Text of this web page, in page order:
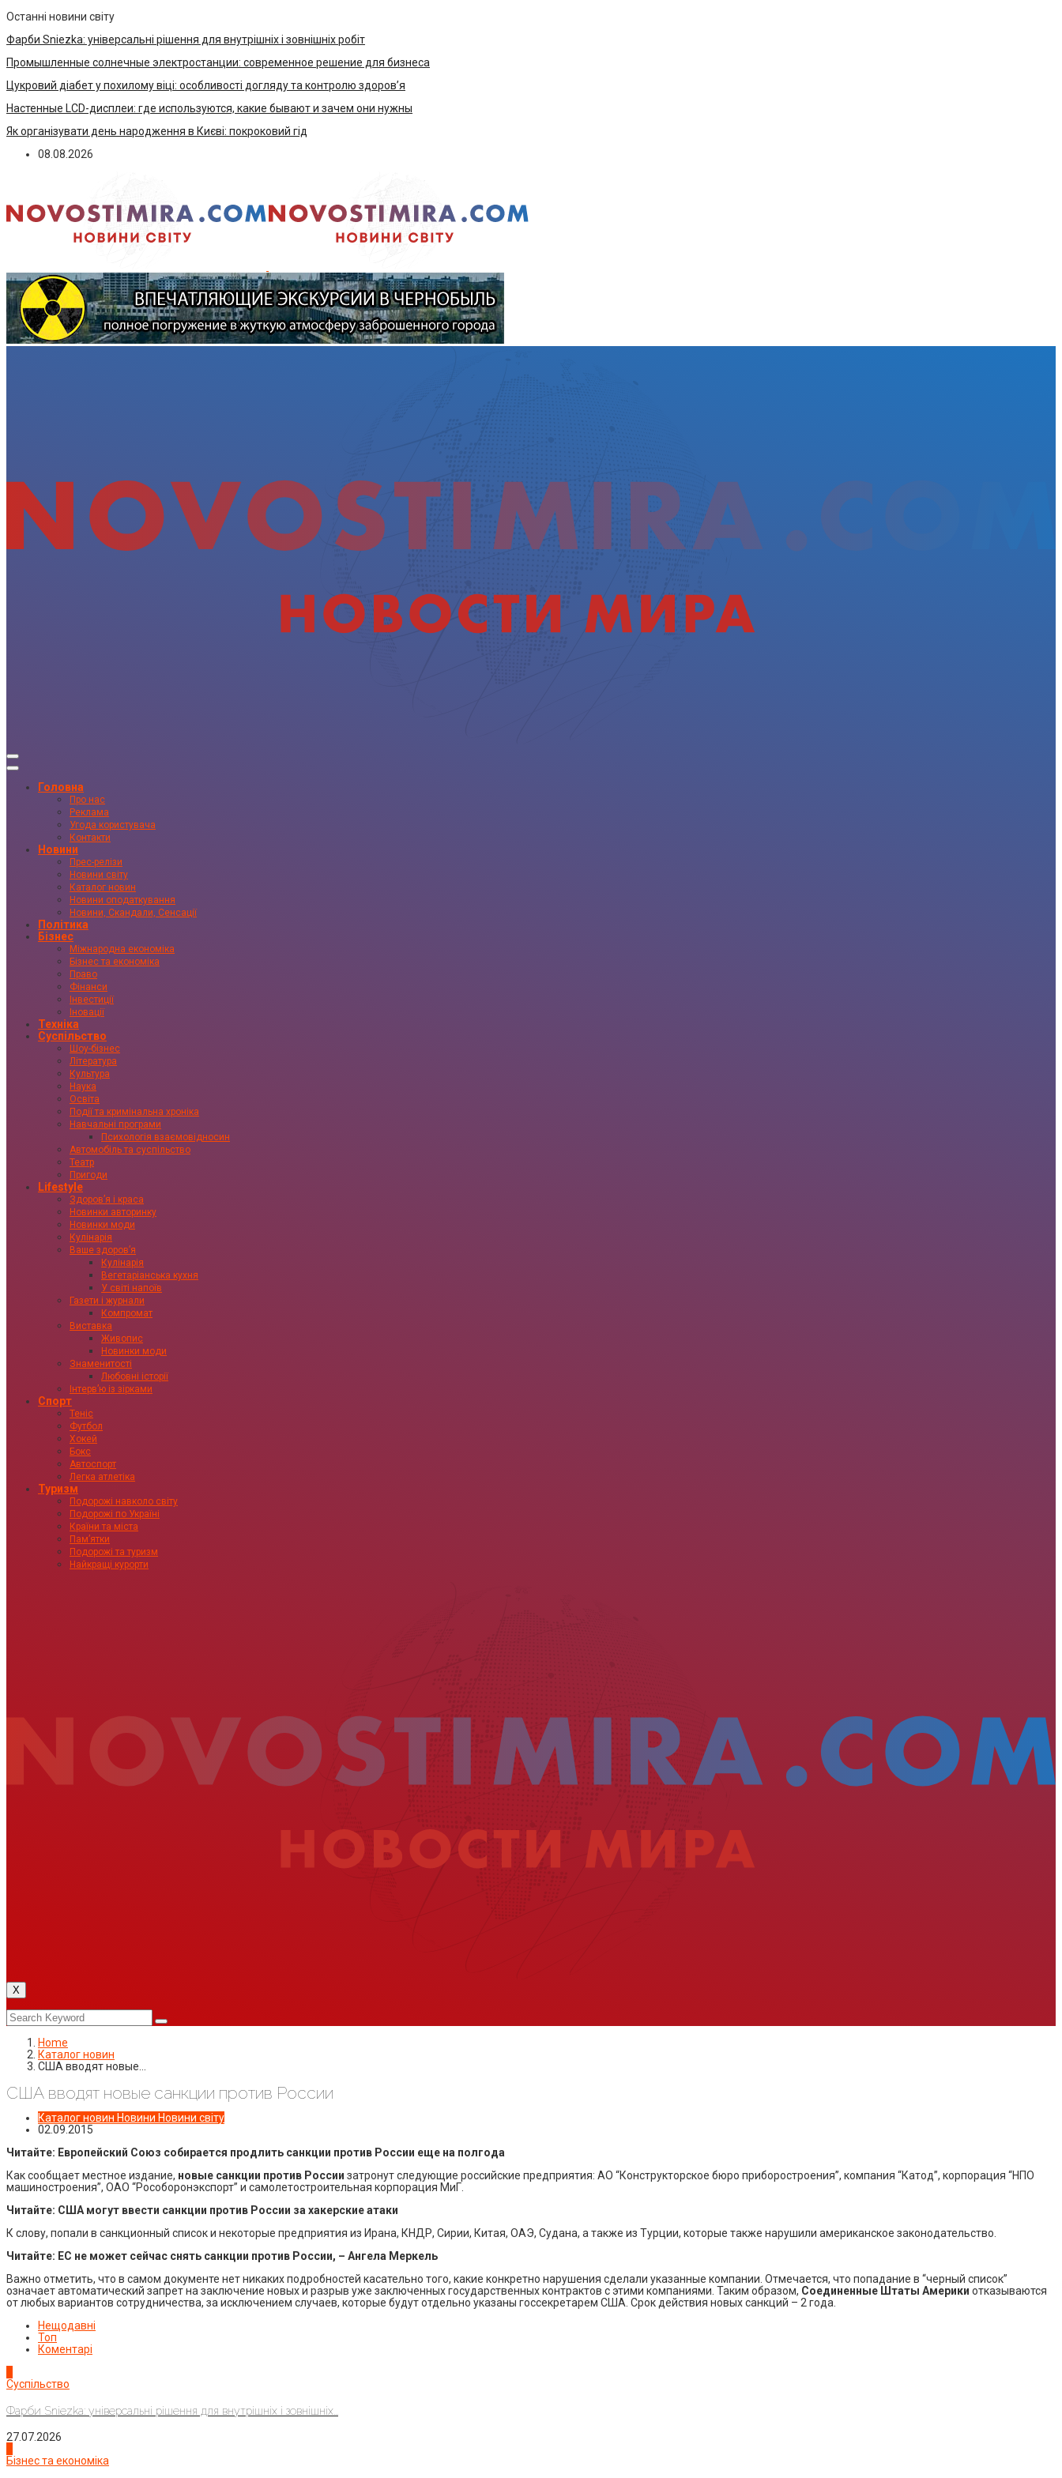
Останні новини світу
Фарби Sniezka: універсальні рішення для внутрішніх і зовнішніх робіт
Промышленные солнечные электростанции: современное решение для бизнеса
Цукровий діабет у похилому віці: особливості догляду та контролю здоров’я
Настенные LCD-дисплеи: где используются, какие бывают и зачем они нужны
Як організувати день народження в Києві: покроковий гід
08.08.2026
Головна
Про нас
Реклама
Угода користувача
Контакти
Новини
Прес-релізи
Новини світу
Каталог новин
Новини оподаткування
Новини, Скандали, Сенсації
Політика
Бізнес
Міжнародна економіка
Бізнес та економіка
Право
Фінанси
Інвестиції
Іновації
Техніка
Суспільство
Шоу-бізнес
Література
Культура
Наука
Освіта
Події та кримінальна хроніка
Навчальні програми
Психологія взаємовідносин
Автомобіль та суспільство
Театр
Пригоди
Lifestyle
Здоровʼя і краса
Новинки авторинку
Новинки моди
Кулінарія
Ваше здоровʼя
Кулінарія
Вегетаріанська кухня
У світі напоїв
Газети і журнали
Компромат
Виставка
Живопис
Новинки моди
Знаменитості
Любовні історії
Інтервʼю із зірками
Спорт
Теніс
Футбол
Хокей
Бокс
Автоспорт
Легка атлетіка
Туризм
Подорожі навколо світу
Подорожі по Україні
Країни та міста
Пам’ятки
Подорожі та туризм
Найкращі курорти
X
Home
Каталог новин
США вводят новые…
США вводят новые санкции против России
Каталог новин Новини Новини світу
02.09.2015
Читайте: Европейский Союз собирается продлить санкции против России еще на полгода
Как сообщает местное издание, новые санкции против России затронут следующие российские предприятия: АО “Конструкторское бюро приборостроения”, компания “Катод”, корпорация “НПО
машиностроения”, ОАО “Рособоронэкспорт” и самолетостроительная корпорация МиГ.
Читайте: США могут ввести санкции против России за хакерские атаки
К слову, попали в санкционный список и некоторые предприятия из Ирана, КНДР, Сирии, Китая, ОАЭ, Судана, а также из Турции, которые также нарушили американское законодательство.
Читайте: ЕС не может сейчас снять санкции против России, – Ангела Меркель
Важно отметить, что в самом документе нет никаких подробностей касательно того, какие конкретно нарушения сделали указанные компании. Отмечается, что попадание в “черный список”
означает автоматический запрет на заключение новых и разрыв уже заключенных государственных контрактов с этими компаниями. Таким образом, Соединенные Штаты Америки отказываются
от любых вариантов сотрудничества, за исключением случаев, которые будут отдельно указаны госсекретарем США. Срок действия новых санкций – 2 года.
Нещодавні
Топ
Коментарі
Суспільство
Фарби Sniezka: універсальні рішення для внутрішніх і зовнішніх...
27.07.2026
Бізнес та економіка